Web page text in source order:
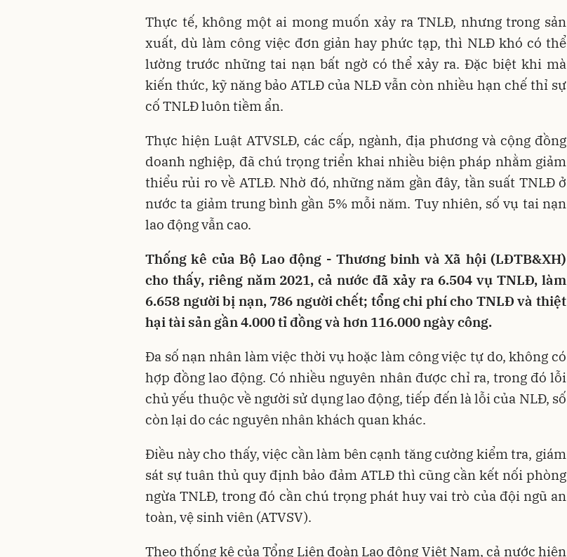
Thực tế, không một ai mong muốn xảy ra TNLĐ, nhưng trong sản
xuất, dù làm công việc đơn giản hay phức tạp, thì NLĐ khó có thể
lường trước những tai nạn bất ngờ có thể xảy ra. Đặc biệt khi mà
kiến thức, kỹ năng bảo ATLĐ của NLĐ vẫn còn nhiều hạn chế thỉ sự
cố TNLĐ luôn tiềm ẩn.
Thực hiện Luật ATVSLĐ, các cấp, ngành, địa phương và cộng đồng
doanh nghiệp, đã chú trọng triển khai nhiều biện pháp nhằm giảm
thiểu rủi ro về ATLĐ. Nhờ đó, những năm gần đây, tần suất TNLĐ ở
nước ta giảm trung bình gần 5% mỗi năm. Tuy nhiên, số vụ tai nạn
lao động vẫn cao.
Thống kê của Bộ Lao động - Thương binh và Xã hội (LĐTB&XH)
cho thấy, riêng năm 2021, cả nước đã xảy ra 6.504 vụ TNLĐ, làm
6.658 người bị nạn, 786 người chết; tổng chi phí cho TNLĐ và thiệt
hại tài sản gần 4.000 tỉ đồng và hơn 116.000 ngày công.
Đa số nạn nhân làm việc thời vụ hoặc làm công việc tự do, không có
hợp đồng lao động. Có nhiều nguyên nhân được chỉ ra, trong đó lỗi
chủ yếu thuộc về người sử dụng lao động, tiếp đến là lỗi của NLĐ, số
còn lại do các nguyên nhân khách quan khác.
Điều này cho thấy, việc cần làm bên cạnh tăng cường kiểm tra, giám
sát sự tuân thủ quy định bảo đảm ATLĐ thì cũng cần kết nối phòng
ngừa TNLĐ, trong đó cần chú trọng phát huy vai trò của đội ngũ an
toàn, vệ sinh viên (ATVSV).
Theo thống kê của Tổng Liên đoàn Lao động Việt Nam, cả nước hiện